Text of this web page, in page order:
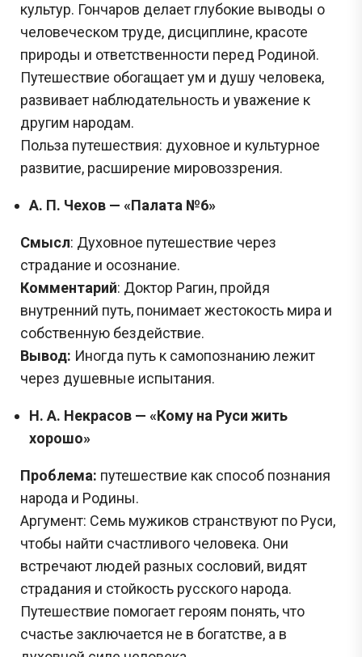
культур. Гончаров делает глубокие выводы о
человеческом труде, дисциплине, красоте
природы и ответственности перед Родиной.
Путешествие обогащает ум и душу человека,
развивает наблюдательность и уважение к
другим народам.
Польза путешествия: духовное и культурное
развитие, расширение мировоззрения.
А. П. Чехов — «Палата №6»
Смысл: Духовное путешествие через
страдание и осознание.
Комментарий: Доктор Рагин, пройдя
внутренний путь, понимает жестокость мира и
собственную бездействие.
Вывод: Иногда путь к самопознанию лежит
через душевные испытания.
Н. А. Некрасов — «Кому на Руси жить
хорошо»
Проблема: путешествие как способ познания
народа и Родины.
Аргумент: Семь мужиков странствуют по Руси,
чтобы найти счастливого человека. Они
встречают людей разных сословий, видят
страдания и стойкость русского народа.
Путешествие помогает героям понять, что
счастье заключается не в богатстве, а в